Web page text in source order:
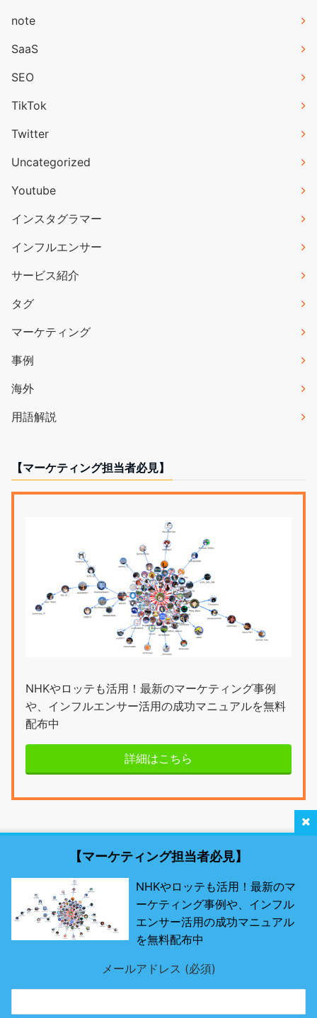
note
SaaS
SEO
TikTok
Twitter
Uncategorized
Youtube
インスタグラマー
インフルエンサー
サービス紹介
タグ
マーケティング
事例
海外
用語解説
【マーケティング担当者必見】
NHKやロッテも活用！最新のマーケティング事例
や、インフルエンサー活用の成功マニュアルを無料
配布中
詳細はこちら
最新SNSマーケティング研究所 by misosil
【マーケティング担当者必見】
NHKやロッテも活用！最新のマ
ーケティング事例や、インフル
エンサー活用の成功マニュアル
を無料配布中
メールアドレス (必須)